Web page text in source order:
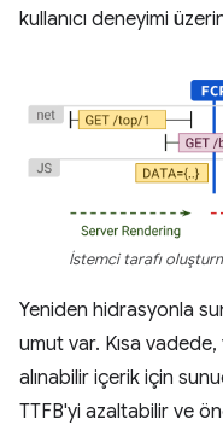
kullanıcı deneyimi
İstemci tarafı
Yeniden hidrasyonla
umut var. Kısa
alınabilir içerik için
TTFB'yi azaltabilir ve